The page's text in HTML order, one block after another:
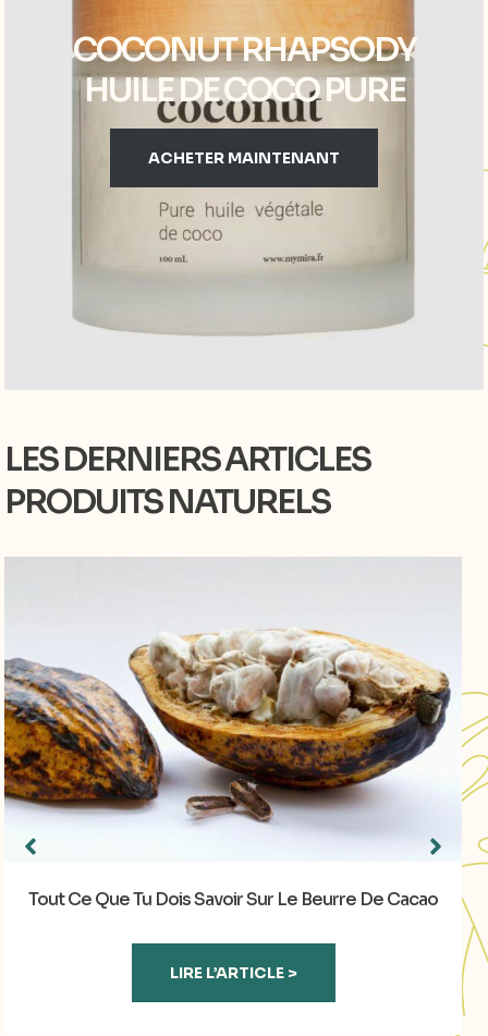
COCONUT RHAPSODY
HUILE DE COCO PURE
ACHETER MAINTENANT
LES DERNIERS ARTICLES
PRODUITS NATURELS
Tout Ce Que Tu Dois Savoir Sur Le Beurre De Cacao
LIRE L’ARTICLE >